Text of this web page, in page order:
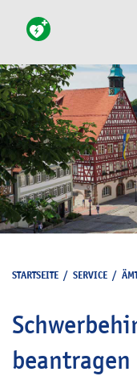
STARTSEITE / SERVICE /
beantragen